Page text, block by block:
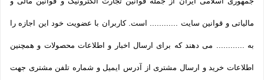
مالیاتی و قوانین سایت ............ است. کاربران با عضویت خود این اجازه را
به ............ می دهند که برای ارسال اخبار و اطلاعات محصولات و همچنین
اطلاعات خرید و ارسال مشتری از آدرس ایمیل و شماره تلفن مشتری جهت